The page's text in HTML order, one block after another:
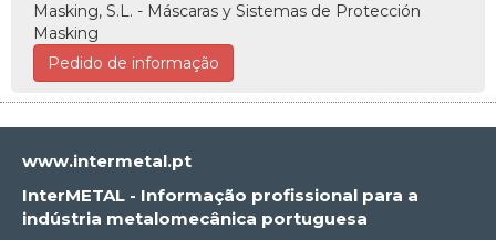
Masking, S.L. - Máscaras y Sistemas de Protección
Masking
Pedido de informação
www.intermetal.pt
InterMETAL - Informação profissional para a
indústria metalomecânica portuguesa